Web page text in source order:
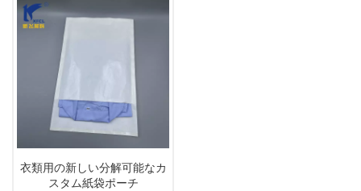
衣類用の新しい分解可能なカ
スタム紙袋ポーチ